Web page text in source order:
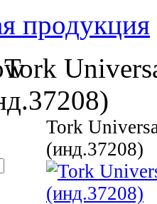
продукция
Tork
(инд.37208)